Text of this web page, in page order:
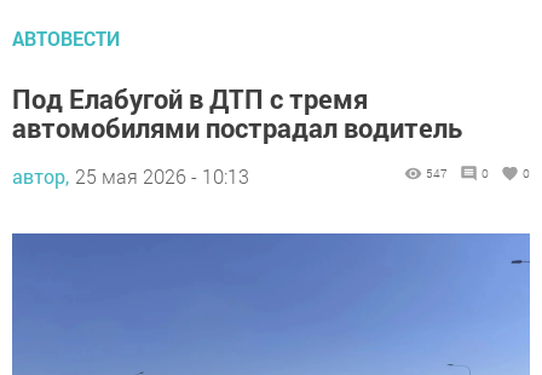
АВТОВЕСТИ
Под Елабугой в ДТП с тремя
автомобилями пострадал водитель
автор, 25 мая 2026 - 10:13 547 0 0